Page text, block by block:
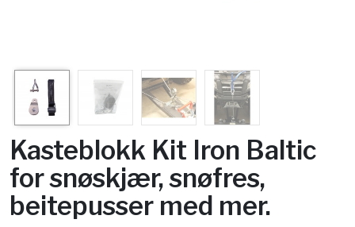
Kasteblokk Kit Iron Baltic
for snøskjær, snøfres,
beitepusser med mer.